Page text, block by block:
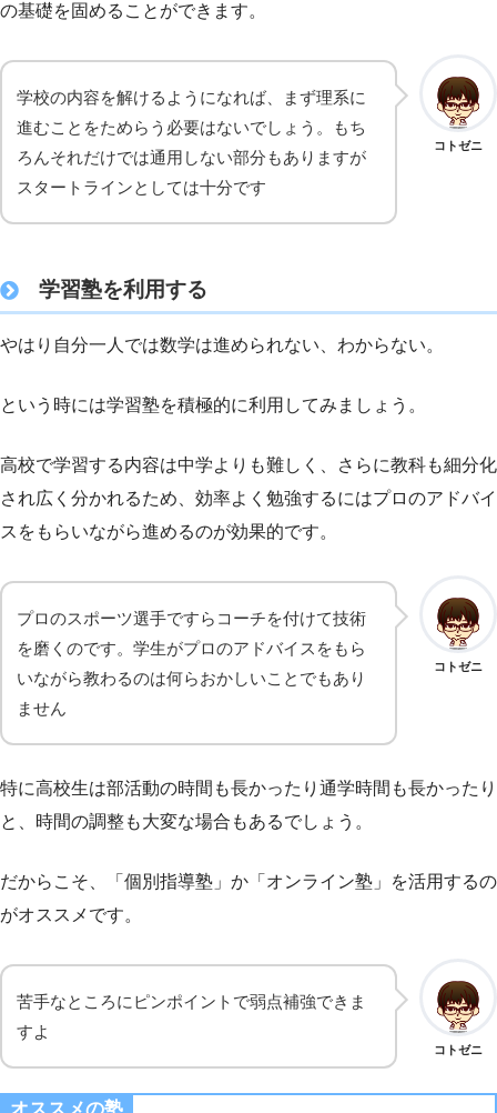
の基礎を固めることができます。
コトゼニ
学校の内容を解けるようになれば、まず理系に
進むことをためらう必要はないでしょう。もち
ろんそれだけでは通用しない部分もありますが
スタートラインとしては十分です
学習塾を利用する
やはり自分一人では数学は進められない、わからない。
という時には学習塾を積極的に利用してみましょう。
高校で学習する内容は中学よりも難しく、さらに教科も細分化
され広く分かれるため、効率よく勉強するにはプロのアドバイ
スをもらいながら進めるのが効果的です。
コトゼニ
プロのスポーツ選手ですらコーチを付けて技術
を磨くのです。学生がプロのアドバイスをもら
いながら教わるのは何らおかしいことでもあり
ません
特に高校生は部活動の時間も長かったり通学時間も長かったり
と、時間の調整も大変な場合もあるでしょう。
だからこそ、「個別指導塾」か「オンライン塾」を活用するの
がオススメです。
コトゼニ
苦手なところにピンポイントで弱点補強できま
すよ
オススメの塾